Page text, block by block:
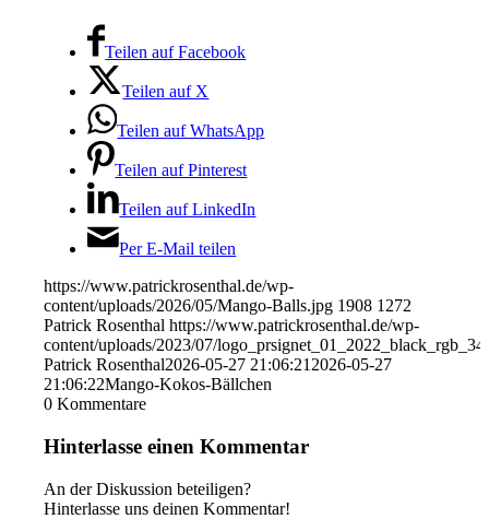
Teilen auf Facebook
Teilen auf X
Teilen auf WhatsApp
Teilen auf Pinterest
Teilen auf LinkedIn
Per E-Mail teilen
https://www.patrickrosenthal.de/wp-
content/uploads/2026/05/Mango-Balls.jpg 1908 1272
Patrick Rosenthal https://www.patrickrosenthal.de/wp-
content/uploads/2023/07/
Patrick Rosenthal2026-05-27 21:06:21 2026-05-27
21:06:22Mango-Kokos-Bällchen
0 Kommentare
Hinterlasse einen Kommentar
An der Diskussion beteiligen?
Hinterlasse uns deinen Kommentar!